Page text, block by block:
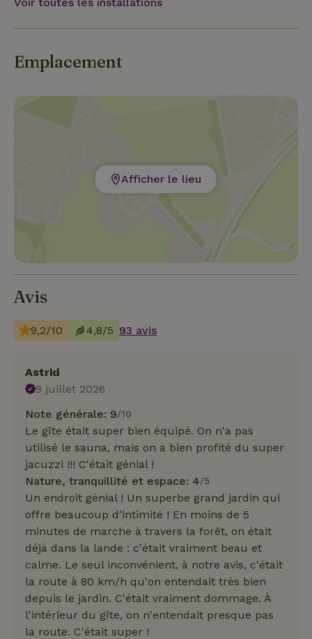
Emplacement
Afficher le lieu
Avis
9,2/10 4,8/5 93 avis
Astrid
9 juillet 2026
Note générale: 9/10
Le gîte était super bien équipé. On n'a pas
utilisé le sauna, mais on a bien profité du super
jacuzzi !!! C'était génial !
Nature, tranquillité et espace: 4/5
Un endroit génial ! Un superbe grand jardin qui
offre beaucoup d'intimité ! En moins de 5
minutes de marche à travers la forêt, on était
déjà dans la lande : c'était vraiment beau et
calme. Le seul inconvénient, à notre avis, c'était
la route à 80 km/h qu'on entendait très bien
depuis le jardin. C'était vraiment dommage. À
l'intérieur du gîte, on n'entendait presque pas
la route. C'était super !